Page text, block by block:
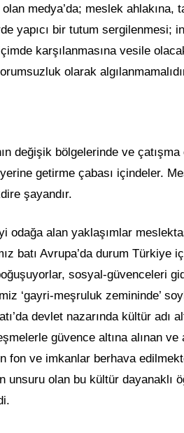
medya’da; meslek ahlakına,
yapıcı bir tutum sergilenmesi;
karşılanmasına vesile
olarak
değişik bölgelerinde ve
getirme çabası içindeler.
şayandır.
alan yaklaşımlar
batı Avrupa’da durum Türkiye
sosyal-güvenceleri
‘gayri-meşruluk zemininde’
devlet nazarında kültür adı
güvence altına alınan ve
fon ve imkanlar berhava
unsuru olan bu kültür dayanaklı